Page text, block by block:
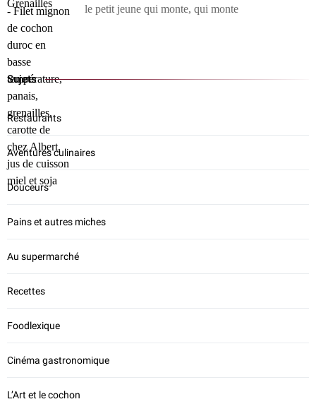
le petit jeune qui monte, qui monte
Sujets
Restaurants
Aventures culinaires
Douceurs
Pains et autres miches
Au supermarché
Recettes
Foodlexique
Cinéma gastronomique
L’Art et le cochon